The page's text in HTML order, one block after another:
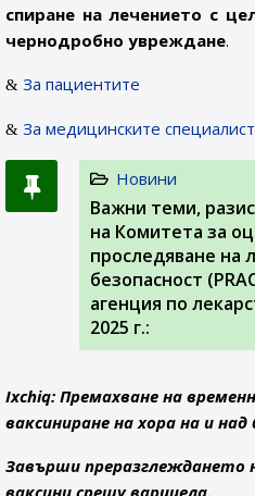
спиране на лечението с
чернодробно увреждане.
За пациентите
За медицинските
Новини
Важни теми,
на Комитета за
проследяване на
безопасност
агенция по
2025 г.:
Ixchiq: Премахване на
ваксиниране на хора на и над
Завърши преразглеждането
ваксини срещу варицела.